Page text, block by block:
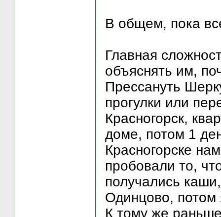
В общем, пока
Главная
объяснять им,
Прессануть
прогулки или
Красногорск,
доме, потом 1
Красногорске
пробовали то,
получались
Одинцово, потом
К тому же